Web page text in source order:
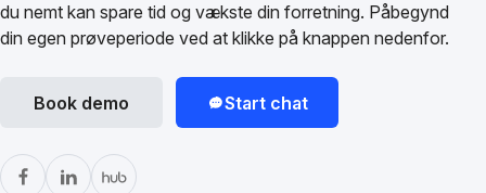
du nemt kan spare tid og vækste din forretning. Påbegynd
din egen prøveperiode ved at klikke på knappen nedenfor.
Book demo Start chat